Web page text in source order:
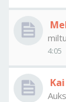
4:05